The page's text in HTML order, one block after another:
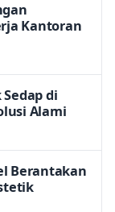
Kantoran
di
Alami
Berantakan